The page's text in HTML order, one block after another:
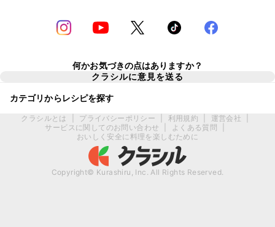
何かお気づきの点はありますか？
クラシルに意見を送る
カテゴリからレシピを探す
クラシルとは プライバシーポリシー 利用規約 運営会社
サービスに関してのお問い合わせ
よくある質問
おいしく安全に料理を楽しむために
Copyright© Kurashiru, Inc. All Rights Reserved.